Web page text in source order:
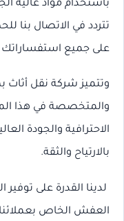
باستخدام مواد عالية
تتردد في الاتصال بنا
على جميع استفساراتك
وتتميز شركة نقل أثاث
والمتخصصة في هذا
الاحترافية والجودة
بالارتياح والثقة.
لدينا القدرة على توفير
العفش الخاص بعملائنا